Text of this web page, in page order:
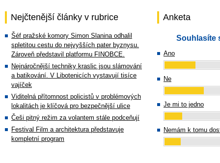
Nejčtenější články v rubrice
Šéf pražské komory Simon Slanina odhalil
spletitou cestu do nejvyšších pater byznysu.
Zároveň představil platformu FINOBCE.
Nejnáročnější techniky kraslic jsou slámování
a batikování. V Libotenicích vystavují tisíce
vajíček
Viditelná přítomnost policistů v problémových
lokalitách je klíčová pro bezpečnější ulice
Češi pitný režim za volantem stále podceňují
Festival Film a architektura představuje
kompletní program
Anketa
Souhlasíte
Ano
Ne
Je mi to jedno
Nemám k tomu